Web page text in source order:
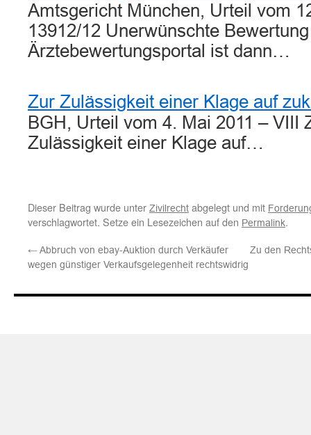
Amtsgericht München, Urteil vom
13912/12 Unerwünschte
Ärztebewertungsportal ist dann…
Zur Zulässigkeit einer Klage auf
BGH, Urteil vom 4. Mai 2011 – VIII
Zulässigkeit einer Klage auf…
Dieser Beitrag wurde unter Zivilrecht abgelegt und mit
verschlagwortet. Setze ein Lesezeichen auf den Permalink.
←Abbruch von ebay-Auktion durch Verkäufer
wegen günstiger Verkaufsgelegenheit rechtswidrig
Zu den